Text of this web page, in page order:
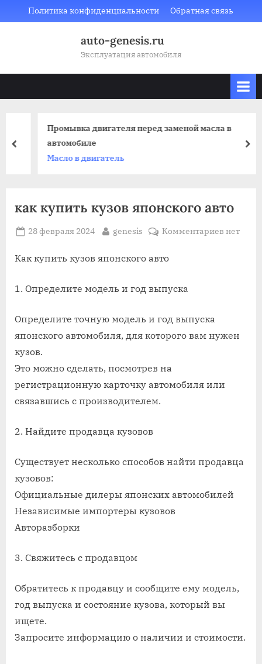
to
Политика конфиденциальности Обратная связь
auto-genesis.ru
Эксплуатация автомобиля
Промывка двигателя перед заменой масла в
автомобиле
Масло в двигатель
prev
как купить кузов японского авто
Posted
28 февраля 2024 By
genesis Комментариевкнет
Как купить кузов японского авто
1. Определите модель и год выпуска
Определите точную модель и год выпуска
японского автомобиля, для которого вам нужен
кузов.
Это можно сделать, посмотрев на
регистрационную карточку автомобиля или
связавшись с производителем.
2. Найдите продавца кузовов
Существует несколько способов найти продавца
кузовов:
Официальные дилеры японских автомобилей
Независимые импортеры кузовов
Авторазборки
3. Свяжитесь с продавцом
Обратитесь к продавцу и сообщите ему модель,
год выпуска и состояние кузова, который вы
ищете.
Запросите информацию о наличии и стоимости.